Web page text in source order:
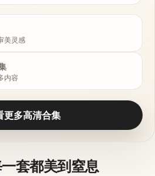
美灵感
内容
更多高清合集
套都美到窒息